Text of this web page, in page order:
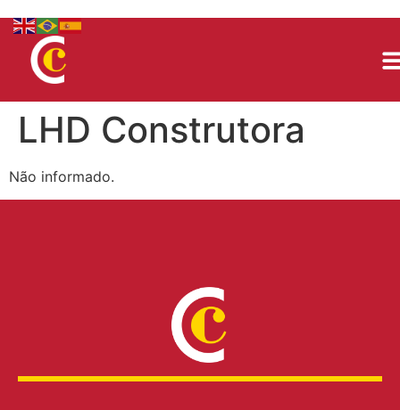
LHD Construtora
Não informado.